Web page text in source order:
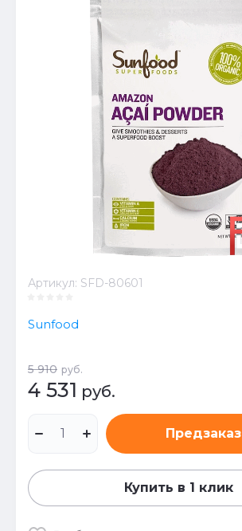
Артикул: SFD-80601
Sunfood
5 910 руб.
4 531 руб.
Предзаказ
Купить в 1 клик